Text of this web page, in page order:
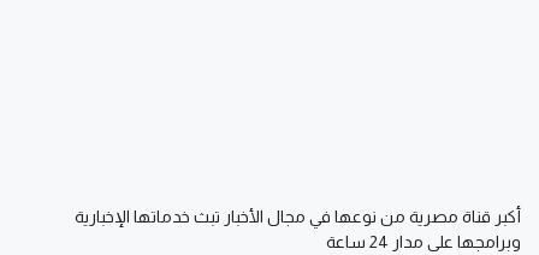
أكبر قناة مصرية من نوعها في مجال الأخبار تبث خدماتها الإخبارية
وبرامجها على مدار 24 ساعة